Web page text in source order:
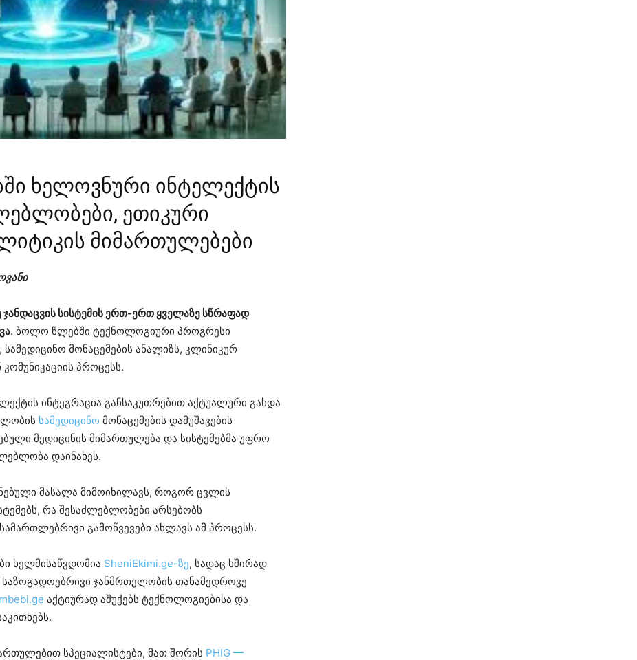
ხელოვნური ინტელექტის
ეთიკური
მიმართულებები
სისტემის ერთ-ერთ ყველაზე სწრაფად
. ბოლო წლებში ტექნოლოგიური პროგრესი
მონაცემების ანალიზს, კლინიკურ
პროცესს.
ინტეგრაცია განსაკუთრებით აქტუალური გახდა
სამედიცინო მონაცემების დამუშავების
მედიცინის მიმართულება და სისტემებმა უფრო
დაინახეს.
მასალა მიმოიხილავს, როგორ ცვლის
რა შესაძლებლობები არსებობს
გამოწვევები ახლავს ამ პროცესს.
ხელმისაწვდომია SheniEkimi.ge-ზე, სადაც ხშირად
ჯანმრთელობის თანამედროვე
აქტიურად აშუქებს ტექნოლოგიებისა და
სპეციალისტები, მათ შორის PHIG —